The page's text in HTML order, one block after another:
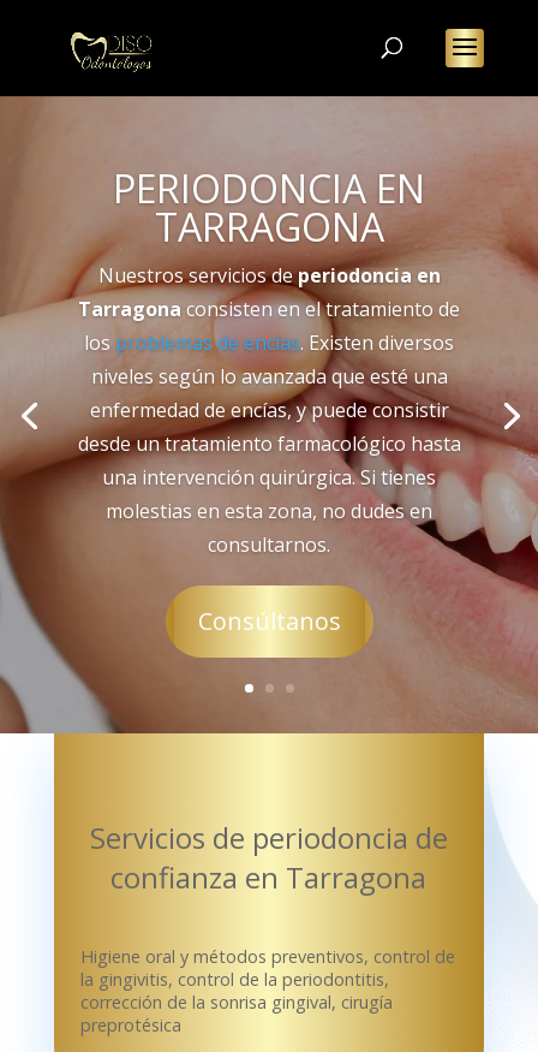
PERIODONCIA EN
TARRAGONA
Nuestros servicios deperiodoncia en
Tarragona consisten en el tratamiento de
los problemas de encías. Existen diversos
niveles según lo avanzada que esté una
enfermedad de encías, y puede consistir
desde un tratamiento farmacológico hasta
una intervención quirúrgica. Si tienes
molestias en esta zona, no dudes en
consultarnos.
Consúltanos
Servicios de periodoncia de
confianza en Tarragona
Higiene oral y métodos preventivos, control de
la gingivitis, control de la periodontitis,
corrección de la sonrisa gingival, cirugía
preprotésica